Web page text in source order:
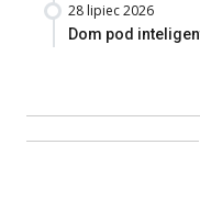
28 lipiec 2026
Dom pod